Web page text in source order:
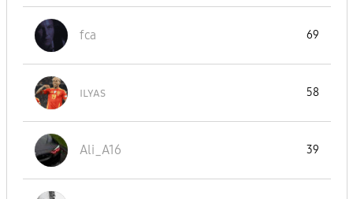
fca 69
ɪʟʏᴀs 58
Ali_A16 39